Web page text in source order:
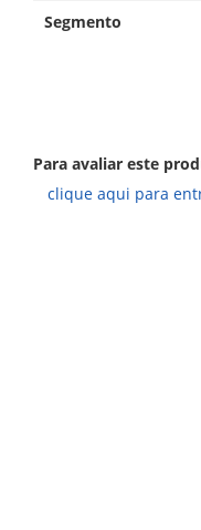
Segmento
Para avaliar este
clique aqui para